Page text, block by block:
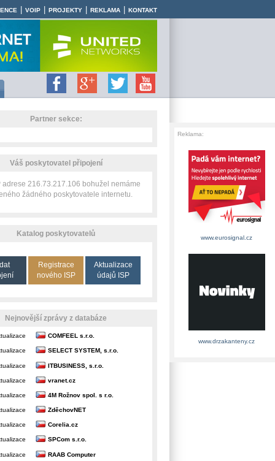
VOIP PROJEKTY REKLAMA KONTAKT
Partner sekce:
Váš poskytovatel připojení
adrese 216.73.217.106 bohužel nemáme
žádného poskytovatele internetu.
Katalog poskytovatelů
Registrace
nového ISP
Aktualizace
údajů ISP
Nejnovější zprávy z databáze
COMFEEL s.r.o.
SELECT SYSTEM, s.r.o.
ITBUSINESS, s.r.o.
vranet.cz
4M Rožnov spol. s r.o.
ZděchovNET
Corelia.cz
SPCom s.r.o.
RAAB Computer
Reklama:
www.eurosignal.cz
www.drzakanteny.cz